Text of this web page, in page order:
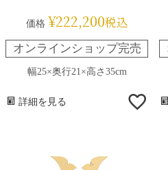
価格 ¥222,200税込
オンラインショップ完売
幅25×奥行21×高さ35cm
詳細を見る